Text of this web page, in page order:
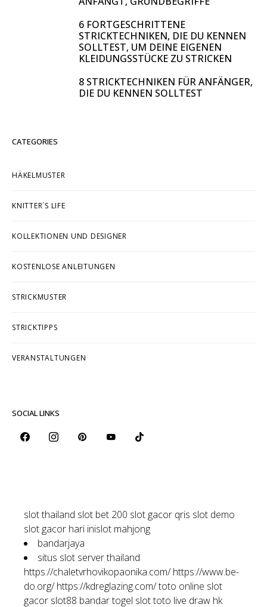
6 FORTGESCHRITTENE
STRICKTECHNIKEN, DIE DU KENNEN
SOLLTEST, UM DEINE EIGENEN
KLEIDUNGSSTÜCKE ZU STRICKEN
8 STRICKTECHNIKEN FÜR ANFÄNGER,
DIE DU KENNEN SOLLTEST
CATEGORIES
HÄKELMUSTER
KNITTER´S LIFE
KOLLEKTIONEN UND DESIGNER
KOSTENLOSE ANLEITUNGEN
STRICKMUSTER
STRICKTIPPS
VERANSTALTUNGEN
SOCIAL LINKS
slot thailand slot bet 200 slot gacor qris slot demo
slot gacor hari inislot mahjong
bandarjaya
situs slot server thailand
https://chaletvrhovikopaonika.com/ https://www.be-
do.org/ https://kdreglazing.com/toto online slot
gacor slot88 bandar togel slot toto live draw hk